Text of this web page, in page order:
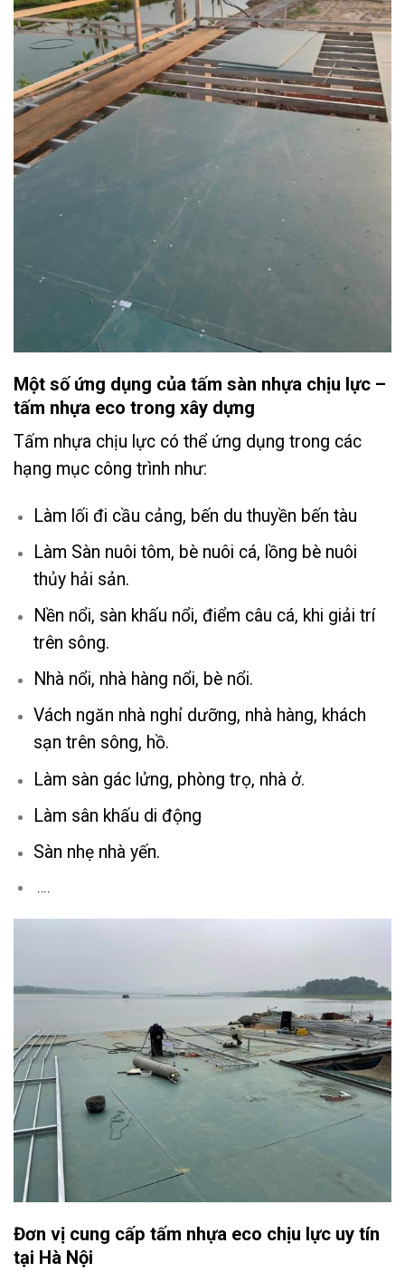
Một số ứng dụng của tấm sàn nhựa chịu lực –
tấm nhựa eco trong xây dựng
Tấm nhựa chịu lực có thể ứng dụng trong các
hạng mục công trình như:
Làm lối đi cầu cảng, bến du thuyền bến tàu
Làm Sàn nuôi tôm, bè nuôi cá, lồng bè nuôi
thủy hải sản.
Nền nổi, sàn khấu nổi, điểm câu cá, khi giải trí
trên sông.
Nhà nổi, nhà hàng nổi, bè nổi.
Vách ngăn nhà nghỉ dưỡng, nhà hàng, khách
sạn trên sông, hồ.
Làm sàn gác lửng, phòng trọ, nhà ở.
Làm sân khấu di động
Sàn nhẹ nhà yến.
….
Đơn vị cung cấp tấm nhựa eco chịu lực uy tín
tại Hà Nội